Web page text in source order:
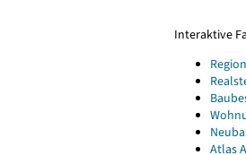
Interaktive
Atlas